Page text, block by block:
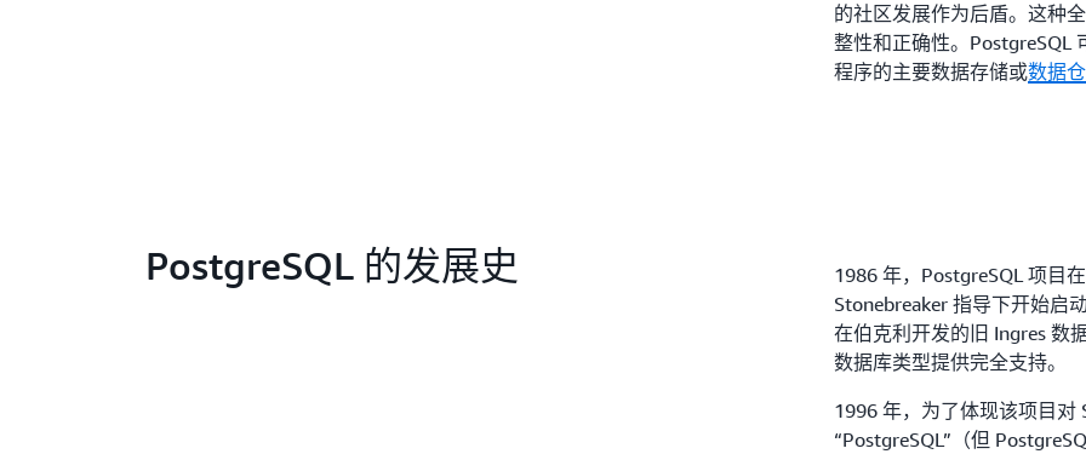
的社区发展作为后盾。这种
整性和正确性。PostgreSQL
程序的主要数据存储或数据
PostgreSQL 的发展史
1986 年，PostgreSQL 项目
Stonebreaker 指导下开始启
在伯克利开发的旧 Ingres 数
数据库类型提供完全支持。
1996 年，为了体现该项目对
“PostgreSQL”（但